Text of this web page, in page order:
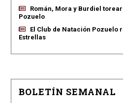
Román, Mora y Burdiel
Pozuelo
El Club de Natación Pozuelo
Estrellas
BOLETÍN SEMANAL